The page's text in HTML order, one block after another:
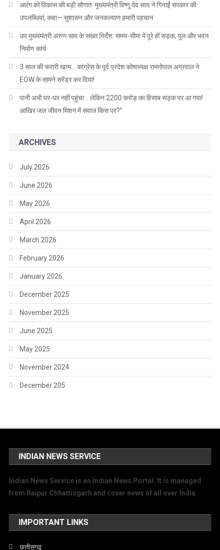
आरंग को विकास की बड़ी सौगात: मुख्यमंत्री विष्णु देव साय ने गिनाईं सरकार की
उपलब्धियां, कहा— सुशासन और जनकल्याण हमारी पहचान
उप मुख्यमंत्री अरुण साव के सख्त निर्देश: समय-सीमा में पूरे हों सड़क, पुल और भवन
निर्माण कार्य
3 साल की फरारी खत्म… कांग्रेस के पूर्व प्रदेश कोषाध्यक्ष रामगोपाल अग्रवाल ने
EOW के सामने सरेंडर कर दिया!
पानी अभी घर-घर नहीं पहुंचा… लेकिन 2200 करोड़ का हिसाब सड़क पर आ गया!
आखिर जल जीवन मिशन में सवाल किस पर?”
ARCHIVES
July 2026
June 2026
May 2026
April 2026
March 2026
February 2026
January 2026
December 2025
November 2025
June 2025
May 2025
November 2024
December 205
INDIAN NEWS SERVICE
Indian News Service is an Indian News Portal. It is managed
from Raipur Chhattisgarh and cover news of all over India.
IMPORTANT LINKS
छत्तीसगढ़